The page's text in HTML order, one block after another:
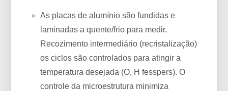
As placas de alumínio são fundidas e
laminadas a quente/frio para medir.
Recozimento intermediário (recristalização)
os ciclos são controlados para atingir a
temperatura desejada (O, H fesspers). O
controle da microestrutura minimiza